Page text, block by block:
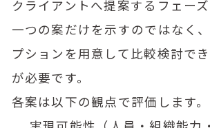
クライアントへ提案するフェーズ
一つの案だけを示すのではなく
プションを用意して比較検討で
が必要です。
各案は以下の観点で評価します。